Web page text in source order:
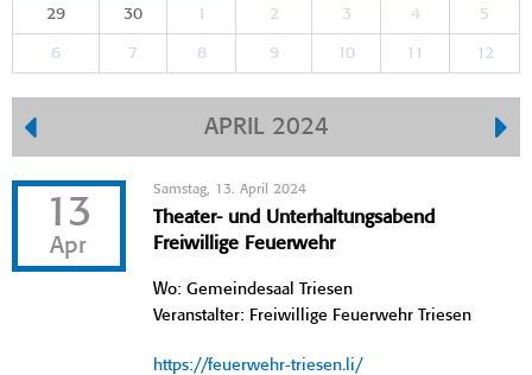
29 30 1 2 3 4 5
6 7 8 9 10 11 12
APRIL 2024
13
Apr
Samstag, 13. April 2024
Theater- und Unterhaltungsabend
Freiwillige Feuerwehr
Wo: Gemeindesaal Triesen
Veranstalter: Freiwillige Feuerwehr Triesen
https://feuerwehr-triesen.li/